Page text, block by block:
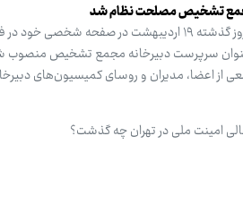
تشخیص مصلحت نظام شد
سخنگوی مجمع تشخیص مصلحت نظام روز گذشته ۱۹
عنوان سرپرست دبیرخانه مجمع تشخیص
از اعضا، مدیران و روسای کمیسیون‌های
امینت ملی در تهران چه گذشت؟